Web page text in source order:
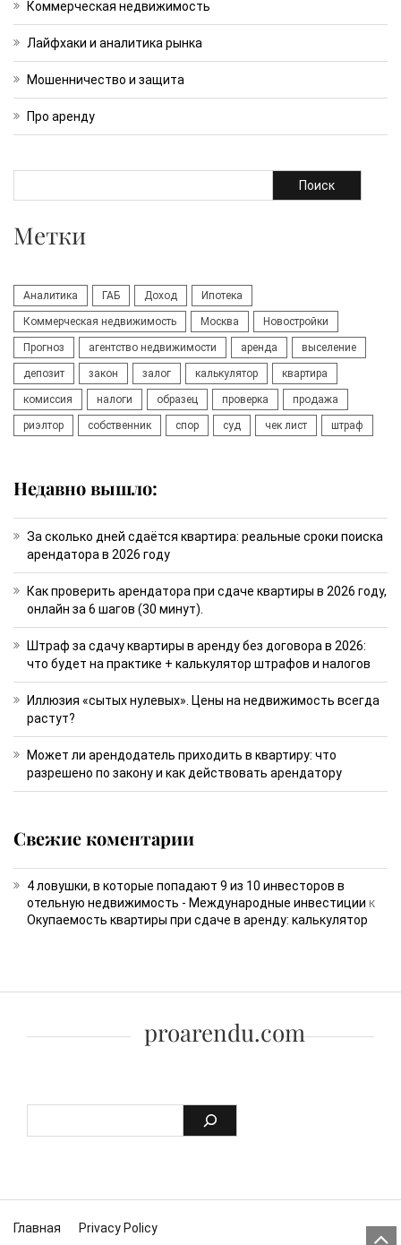
Коммерческая недвижимость
Лайфхаки и аналитика рынка
Мошенничество и защита
Про аренду
Поиск
Метки
Аналитика ГАБ Доход Ипотека
Коммерческая недвижимость Москва Новостройки
Прогноз агентство недвижимости аренда выселение
депозит закон залог калькулятор квартира
комиссия налоги образец проверка продажа
риэлтор собственник спор суд чек лист штраф
Недавно вышло:
За сколько дней сдаётся квартира: реальные сроки поиска
арендатора в 2026 году
Как проверить арендатора при сдаче квартиры в 2026 году,
онлайн за 6 шагов (30 минут).
Штраф за сдачу квартиры в аренду без договора в 2026:
что будет на практике + калькулятор штрафов и налогов
Иллюзия «сытых нулевых». Цены на недвижимость всегда
растут?
Может ли арендодатель приходить в квартиру: что
разрешено по закону и как действовать арендатору
Свежие коментарии
4 ловушки, в которые попадают 9 из 10 инвесторов в
отельную недвижимость - Международные инвестиции к
Окупаемость квартиры при сдаче в аренду: калькулятор
proarendu.com
Skip to content
Главная Privacy Policy